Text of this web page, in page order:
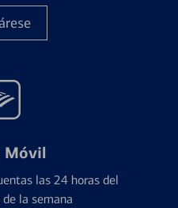
Móvil
las 24 horas del
la semana